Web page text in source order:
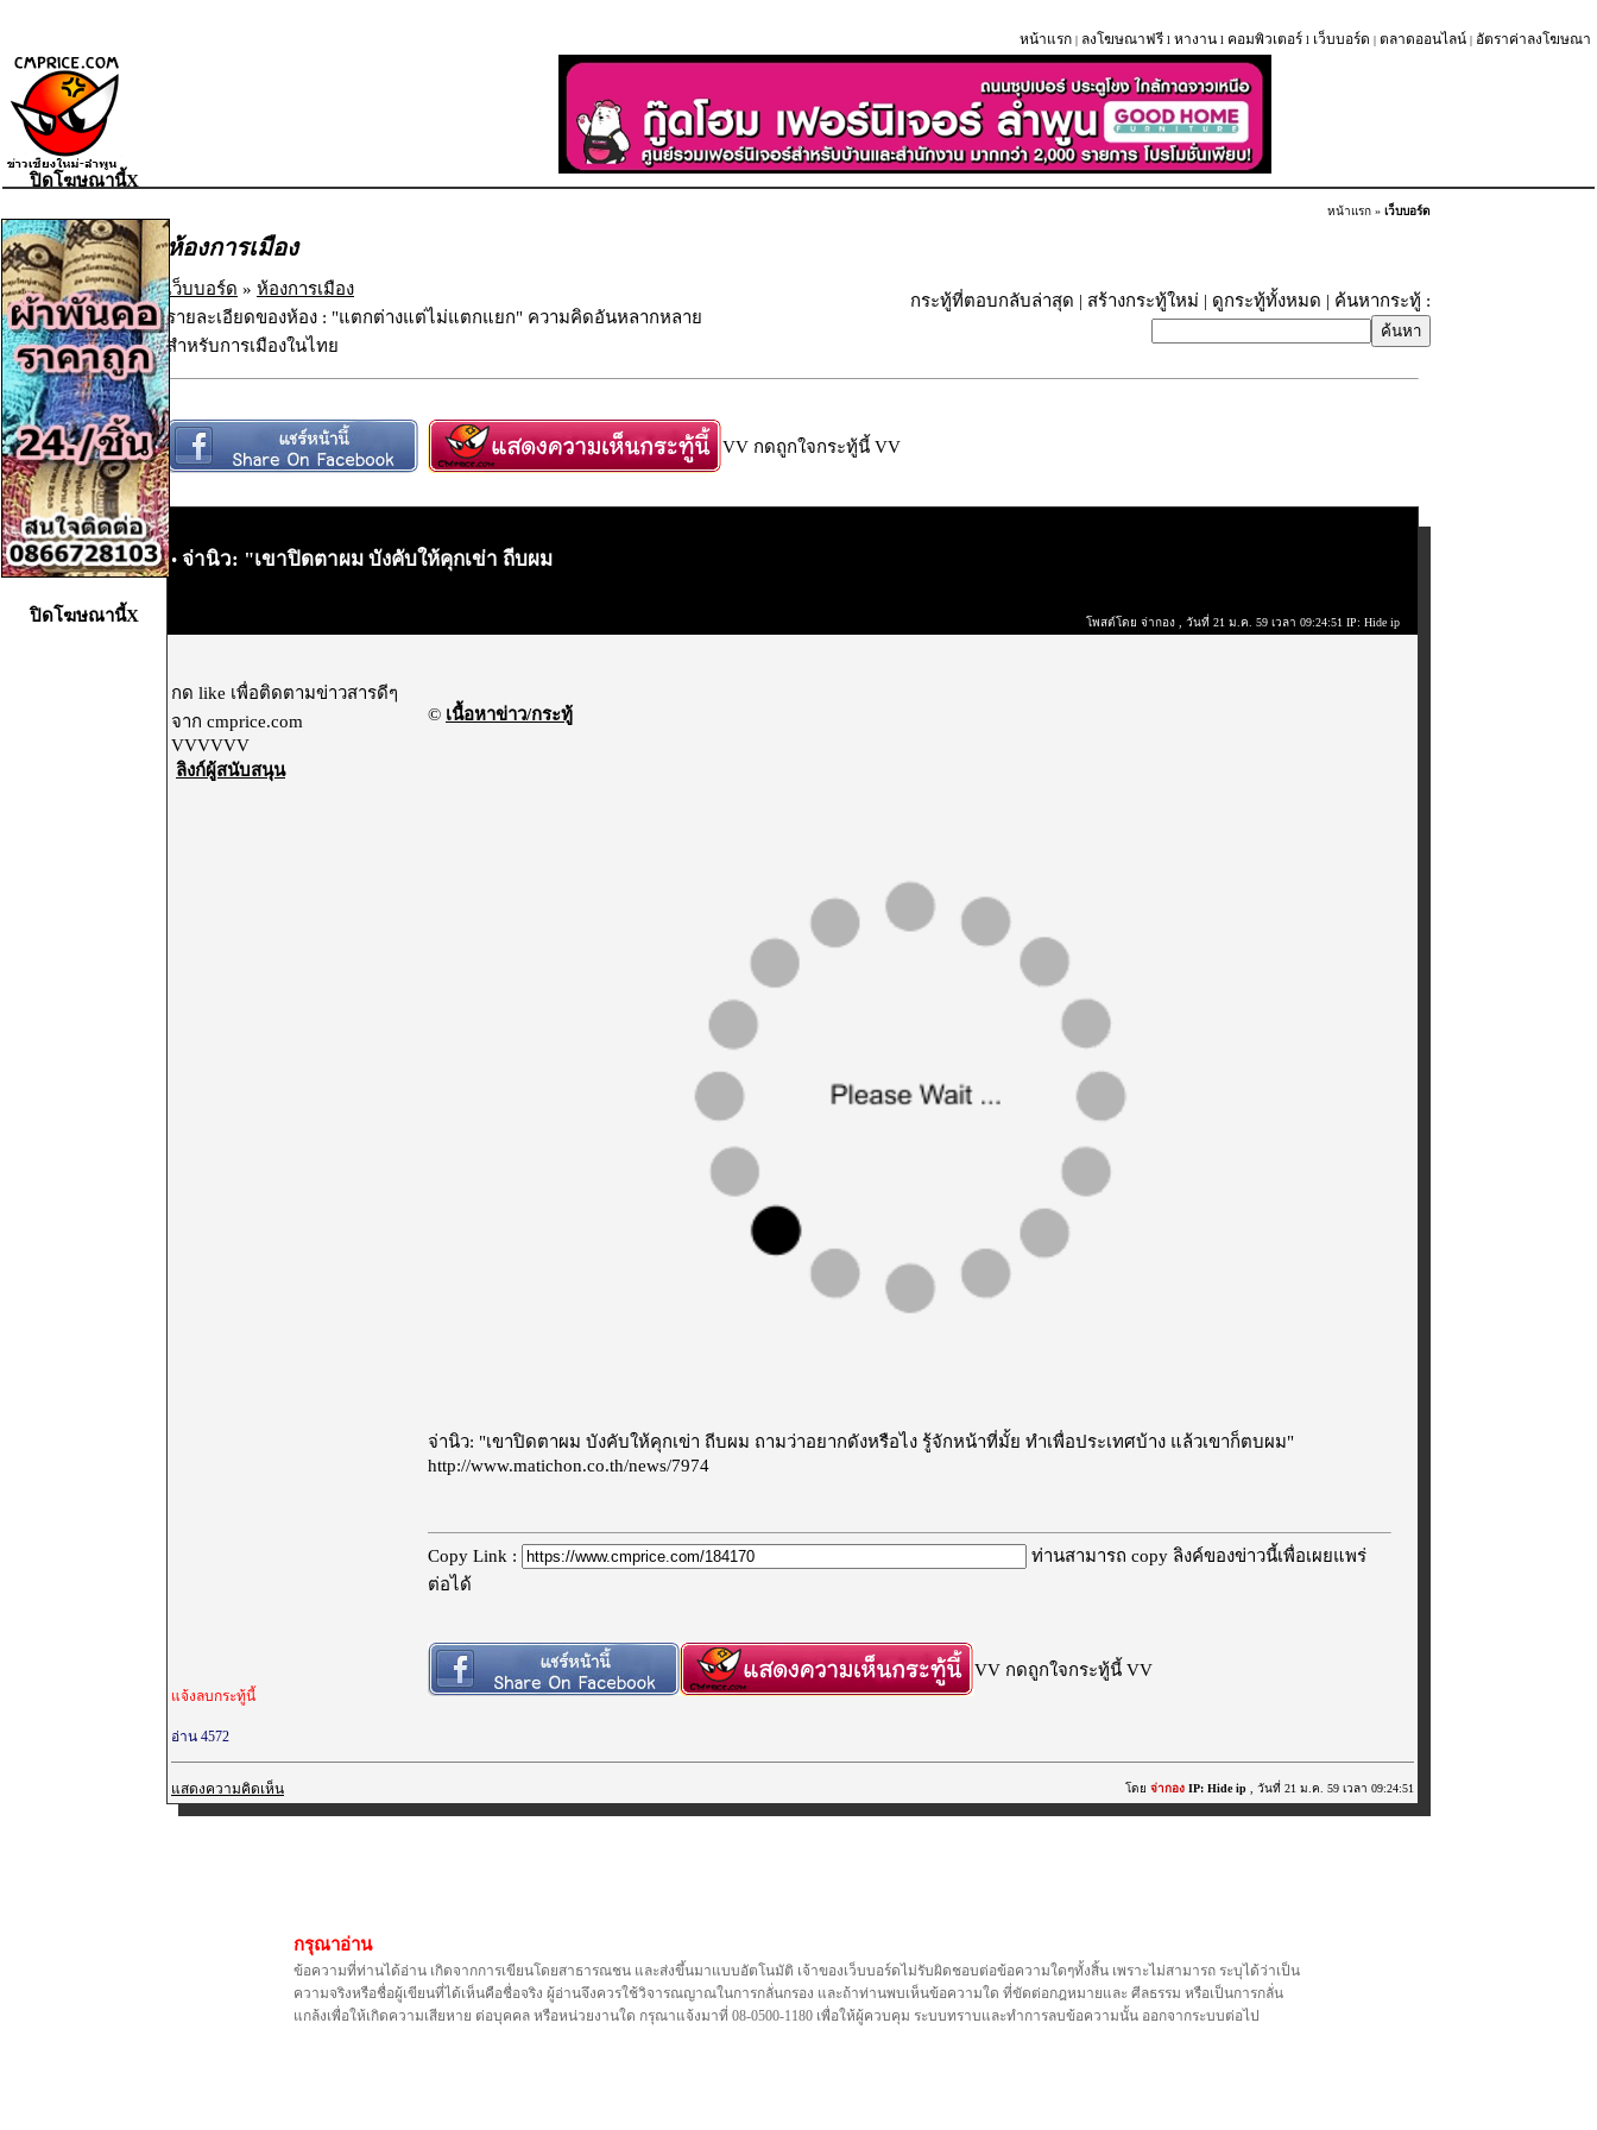
หน้าแรก | ลงโฆษณาฟรี l หางาน l คอมพิวเตอร์ l เว็บบอร์ด | ตลาดออนไลน์ | อัตราค่าลงโฆษณา
หน้าแรก » เว็บบอร์ด
ห้องการเมือง
เว็บบอร์ด » ห้องการเมือง
รายละเอียดของห้อง : "แตกต่างแต่ไม่แตกแยก" ความคิดอันหลากหลาย
สำหรับการเมืองในไทย
กระทู้ที่ตอบกลับล่าสุด | สร้างกระทู้ใหม่ | ดูกระทู้ทั้งหมด | ค้นหากระทู้ :
VV กดถูกใจกระทู้นี้ VV
• จ่านิว: "เขาปิดตาผม บังคับให้คุกเข่า ถีบผม
โพสต์โดย จ่ากอง , วันที่ 21 ม.ค. 59 เวลา 09:24:51 IP: Hide ip
กด like เพื่อติดตามข่าวสารดีๆ
จาก cmprice.com
VVVVVV
ลิงก์ผู้สนับสนุน
© เนื้อหาข่าว/กระทู้
จ่านิว: "เขาปิดตาผม บังคับให้คุกเข่า ถีบผม ถามว่าอยากดังหรือไง รู้จักหน้าที่มั้ย ทำเพื่อประเทศบ้าง แล้วเขาก็ตบผม"
http://www.matichon.co.th/news/7974
Copy Link :
ท่านสามารถ copy ลิงค์ของข่าวนี้เพื่อเผยแพร่
ต่อได้
VV กดถูกใจกระทู้นี้ VV
แจ้งลบกระทู้นี้
อ่าน 4572
แสดงความคิดเห็น โดย จ่ากอง IP: Hide ip , วันที่ 21 ม.ค. 59 เวลา 09:24:51
กรุณาอ่าน
ข้อความที่ท่านได้อ่าน เกิดจากการเขียนโดยสาธารณชน และส่งขึ้นมาแบบอัตโนมัติ เจ้าของเว็บบอร์ดไม่รับผิดชอบต่อข้อความใดๆทั้งสิ้น เพราะไม่สามารถ ระบุได้ว่าเป็น
ความจริงหรือชื่อผู้เขียนที่ได้เห็นคือชื่อจริง ผู้อ่านจึงควรใช้วิจารณญาณในการกลั่นกรอง และถ้าท่านพบเห็นข้อความใด ที่ขัดต่อกฎหมายและ ศีลธรรม หรือเป็นการกลั่น
แกล้งเพื่อให้เกิดความเสียหาย ต่อบุคคล หรือหน่วยงานใด กรุณาแจ้งมาที่ 08-0500-1180 เพื่อให้ผู้ควบคุม ระบบทราบและทำการลบข้อความนั้น ออกจากระบบต่อไป
ปิดโฆษณานี้X
ปิดโฆษณานี้X